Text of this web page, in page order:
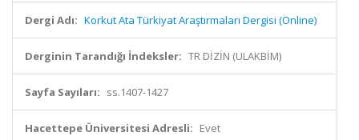
Dergi Adı: Korkut Ata Türkiyat Araştırmaları Dergisi (Online)
Derginin Tarandığı İndeksler: TR DİZİN (ULAKBİM)
Sayfa Sayıları: ss.1407-1427
Hacettepe Üniversitesi Adresli: Evet